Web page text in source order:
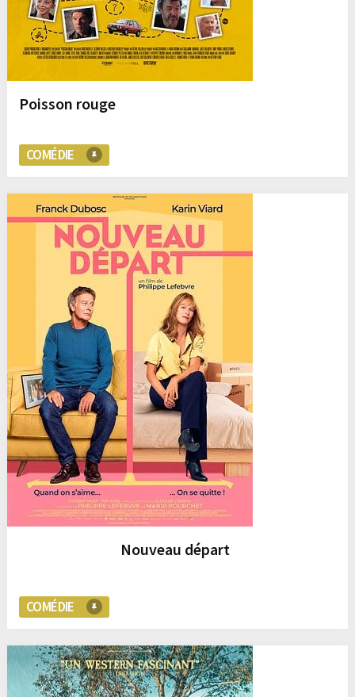
Poisson rouge
COMÉDIE
Nouveau départ
COMÉDIE